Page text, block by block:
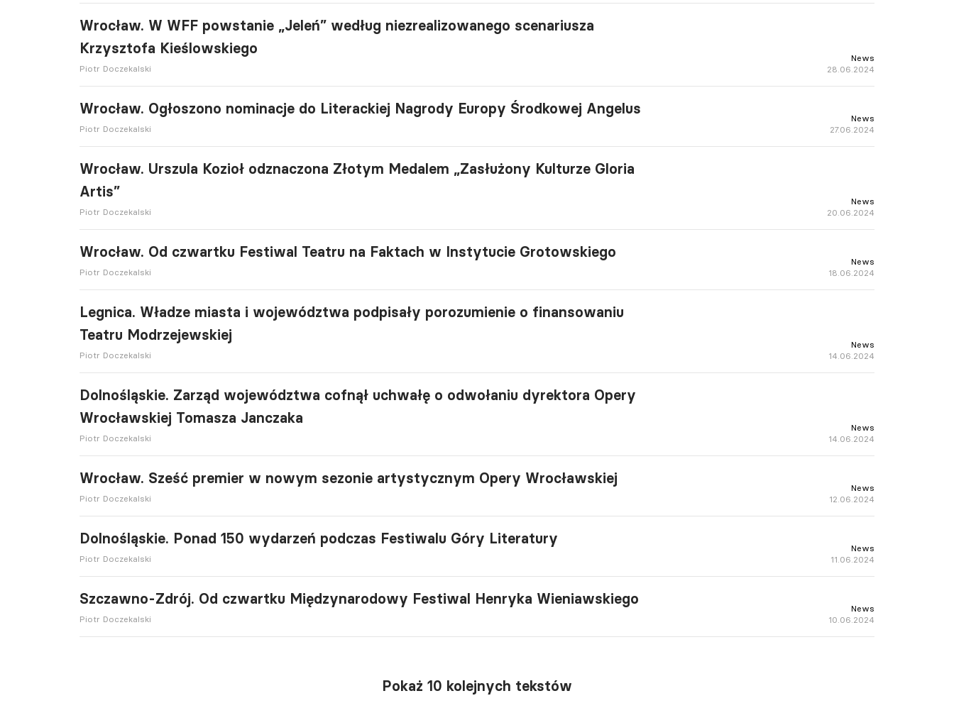
Wrocław. W WFF powstanie „Jeleń” według niezrealizowanego scenariusza
Krzysztofa Kieślowskiego
Piotr Doczekalski
News
28.06.2024
Wrocław. Ogłoszono nominacje do Literackiej Nagrody Europy Środkowej Angelus
Piotr Doczekalski
News
27.06.2024
Wrocław. Urszula Kozioł odznaczona Złotym Medalem „Zasłużony Kulturze Gloria
Artis”
Piotr Doczekalski
News
20.06.2024
Wrocław. Od czwartku Festiwal Teatru na Faktach w Instytucie Grotowskiego
Piotr Doczekalski
News
18.06.2024
Legnica. Władze miasta i województwa podpisały porozumienie o finansowaniu
Teatru Modrzejewskiej
Piotr Doczekalski
News
14.06.2024
Dolnośląskie. Zarząd województwa cofnął uchwałę o odwołaniu dyrektora Opery
Wrocławskiej Tomasza Janczaka
Piotr Doczekalski
News
14.06.2024
Wrocław. Sześć premier w nowym sezonie artystycznym Opery Wrocławskiej
Piotr Doczekalski
News
12.06.2024
Dolnośląskie. Ponad 150 wydarzeń podczas Festiwalu Góry Literatury
Piotr Doczekalski
News
11.06.2024
Szczawno-Zdrój. Od czwartku Międzynarodowy Festiwal Henryka Wieniawskiego
Piotr Doczekalski
News
10.06.2024
Pokaż 10 kolejnych tekstów